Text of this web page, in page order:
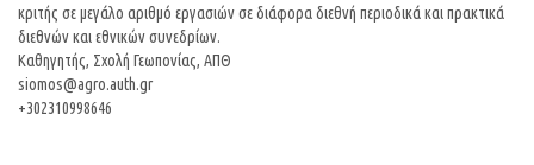
κριτής σε μεγάλο αριθμό εργασιών σε διάφορα διεθνή περιοδικά και πρακτικά
διεθνών και εθνικών συνεδρίων.
Καθηγητής, Σχολή Γεωπονίας, ΑΠΘ
siomos@agro.auth.gr
+302310998646